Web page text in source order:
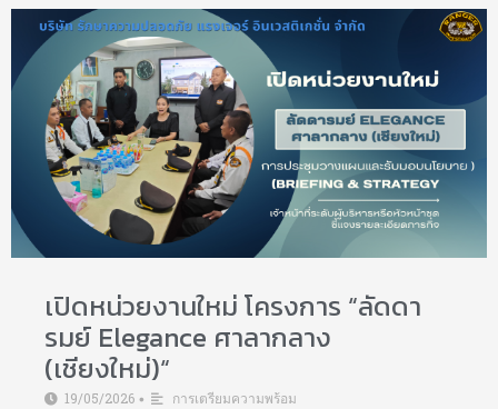
เปิดหน่วยงานใหม่ โครงการ “ลัดดา
รมย์ Elegance ศาลากลาง
(เชียงใหม่)“
19/05/2026 • การเตรียมความพร้อม